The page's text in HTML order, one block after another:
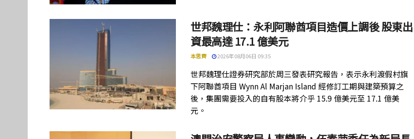
世邦魏理仕：永利阿聯酋項目造價上調後 股東出
資最高達 17.1 億美元
本思齊 2026年08月06日 09:35
世邦魏理仕證券研究部於周三發表研究報告，表示永利渡假村旗
下阿聯酋項目 Wynn Al Marjan Island 經修訂工期與建築預算之
後，集團需要投入的自有股本將介乎 15.9 億美元至 17.1 億美
元。